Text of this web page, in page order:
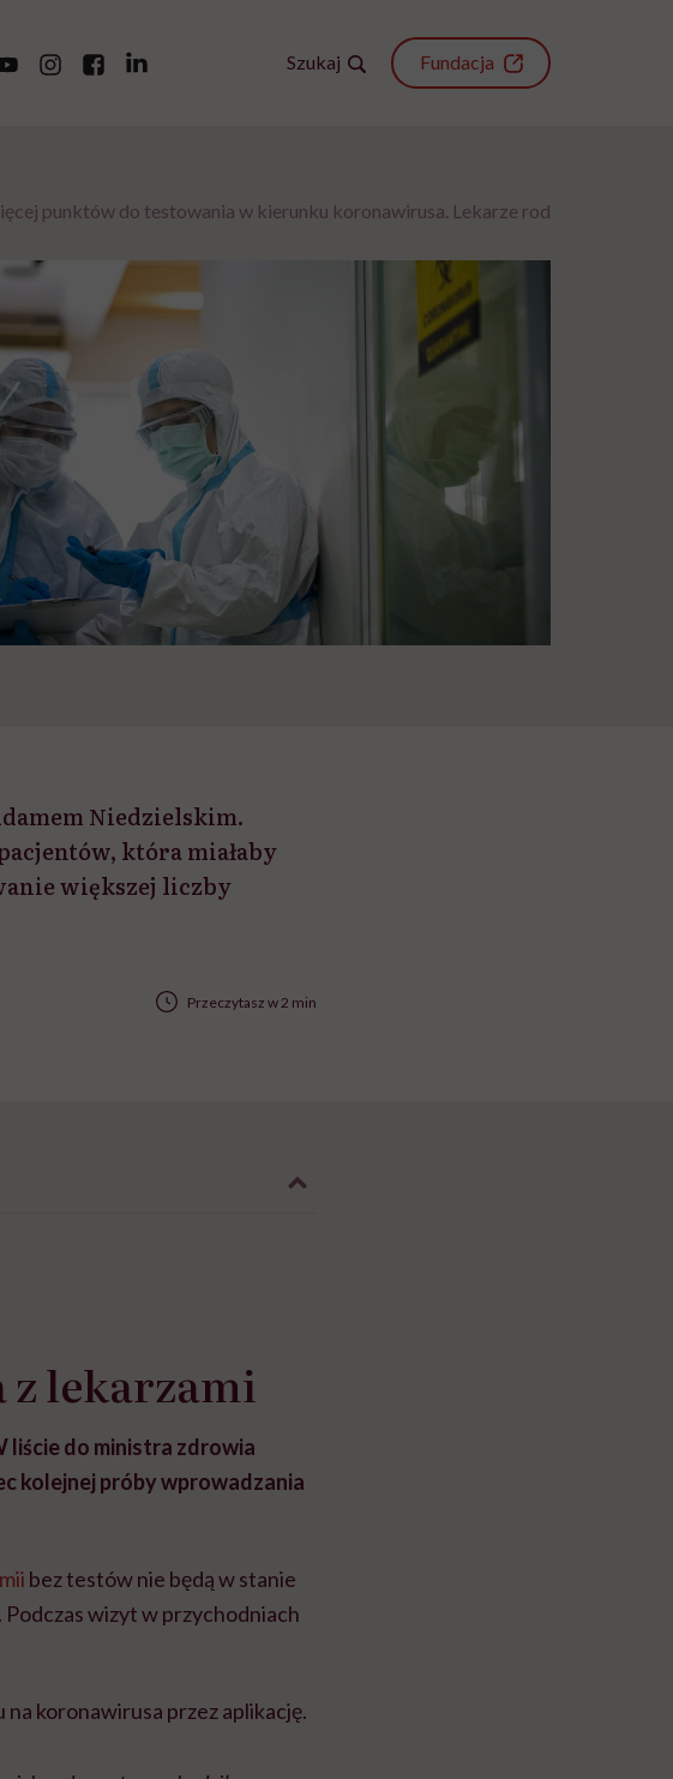
Szukaj Fundacja
punktów do testowania w kierunku koronawirusa. Lekarze rodzinni wyjaśnili
Niedzielskim.
która miałaby
większej liczby
Przeczytasz w 2 min
lekarzami
liście do ministra zdrowia
kolejnej próby wprowadzania
bez testów nie będą w stanie
wizyt w przychodniach
koronawirusa przez aplikację.